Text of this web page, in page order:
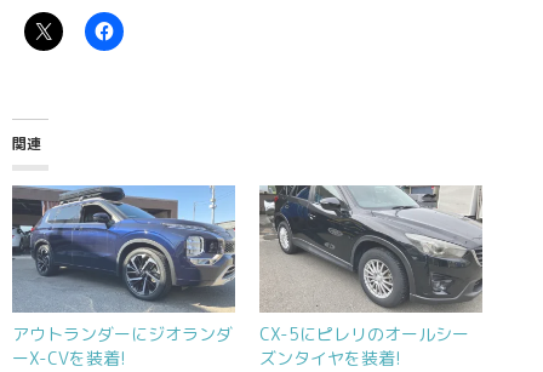
関連
アウトランダーにジオランダ
ーX-CVを装着!
CX-5にピレリのオールシー
ズンタイヤを装着!